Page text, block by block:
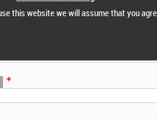
this website we will assume that you